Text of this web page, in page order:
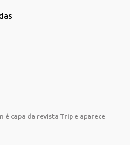
é capa da revista Trip e aparece